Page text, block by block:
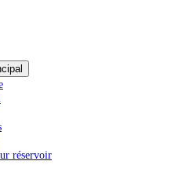
réservoir